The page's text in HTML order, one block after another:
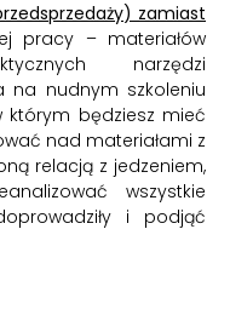
zamiast
pracy – materiałów
narzędzi
na nudnym szkoleniu
którym będziesz mieć
nad materiałami z
relacją z jedzeniem,
wszystkie
i podjąć